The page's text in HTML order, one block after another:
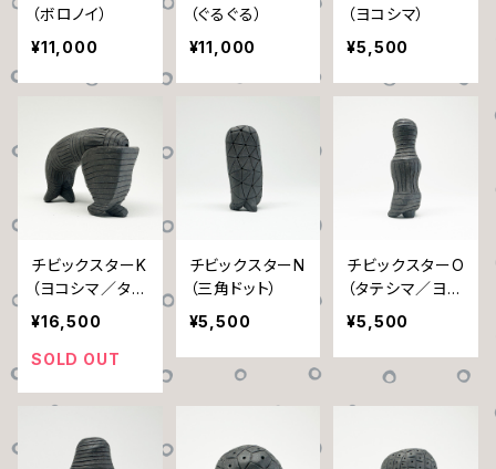
（ボロノイ）
¥11,000
（ぐるぐる）
¥11,000
（ヨコシマ）
¥5,500
チビックスターK
（ヨコシマ／タテ
シマ）
¥16,500
SOLD OUT
チビックスターN
（三角ドット）
¥5,500
チビックスターO
（タテシマ／ヨコ
シマ）
¥5,500